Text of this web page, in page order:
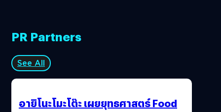
PR Partners
See All
อายิโนะโมะโต๊ะ เผยยุทธศาสตร์ Food